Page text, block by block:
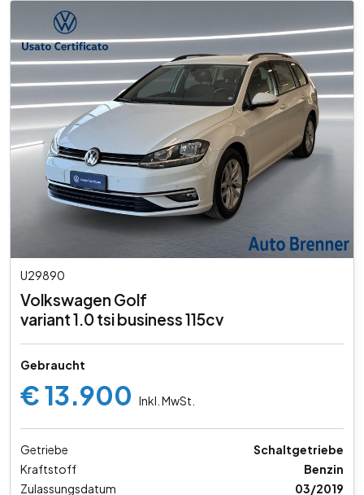
U29890
Volkswagen Golf
variant 1.0 tsi business 115cv
Gebraucht
€ 13.900 Inkl. MwSt.
Getriebe
Schaltgetriebe
Kraftstoff
Benzin
Zulassungsdatum
03/2019